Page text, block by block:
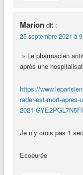
Marion dit :
25 septembre 2021 à
» Le pharmacien
après une
https://
rader-est-mort-
2021-
Je n’y crois pas 1
Ecoeurée